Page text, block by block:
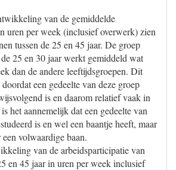
van de gemiddelde
uren per week (inclusief overwerk) zien
tussen de 25 en 45 jaar. De groep
25 en 30 jaar werkt gemiddeld wat
dan de andere leeftijdsgroepen. Dit
een gedeelte van deze groep
is en daarom relatief vaak in
het aannemelijk dat een gedeelte van
is en wel een baantje heeft, maar
volwaardige baan.
van de arbeidsparticipatie van
en 45 jaar in uren per week inclusief